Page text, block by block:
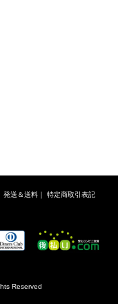
発送＆送料 ｜ 特定商取引表記
Reserved